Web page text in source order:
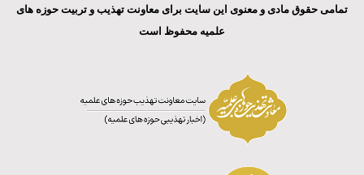
تمامی حقوق مادی و معنوی این سایت برای معاونت تهذیب و تربیت حوزه های
علمیه محفوظ است